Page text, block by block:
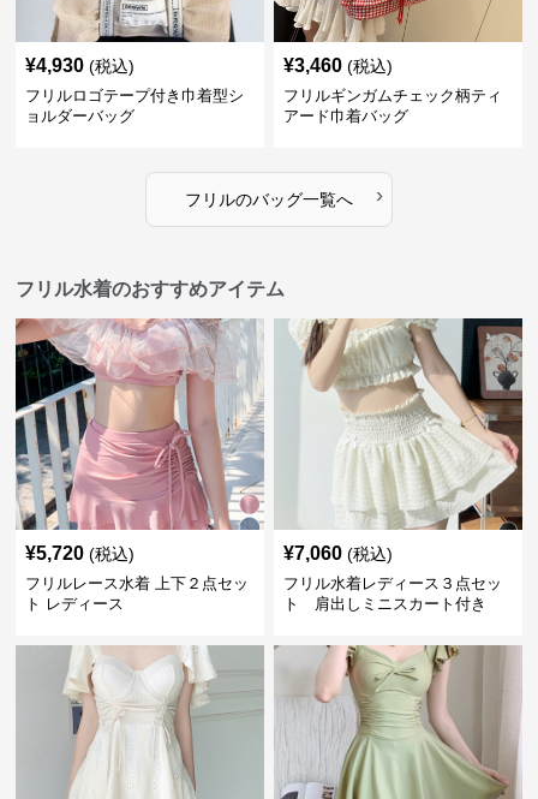
¥4,930 (税込)
フリルロゴテープ付き巾着型シ
ョルダーバッグ
¥3,460 (税込)
フリルギンガムチェック柄ティ
アード巾着バッグ
フリルのバッグ一覧へ ›
フリル水着のおすすめアイテム
¥5,720 (税込)
フリルレース水着 上下２点セッ
ト レディース
¥7,060 (税込)
フリル水着レディース３点セッ
ト 肩出しミニスカート付き